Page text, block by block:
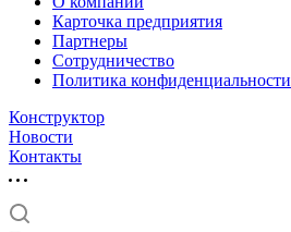
Карточка предприятия
Партнеры
Сотрудничество
Политика конфиденциальности
Конструктор
Новости
Контакты